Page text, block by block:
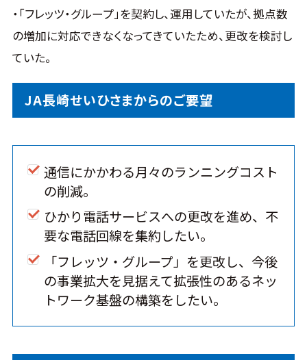
・「フレッツ・グループ」を契約し、運用していたが、拠点数
の増加に対応できなくなってきていたため、更改を検討し
ていた。
JA長崎せいひさまからのご要望
通信にかかわる月々のランニングコスト
の削減。
ひかり電話サービスへの更改を進め、不
要な電話回線を集約したい。
「フレッツ・グループ」を更改し、今後
の事業拡大を見据えて拡張性のあるネッ
トワーク基盤の構築をしたい。